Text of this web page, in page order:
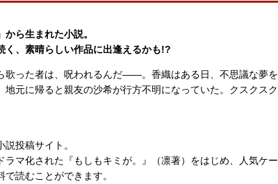
ら生まれた小説。
く、素晴らしい作品に出逢えるかも!?
歌った者は、呪われるんだ――。香織はある日、不思議な夢を
元に帰ると親友の沙希が行方不明になっていた。クスクスク
投稿サイト。
マ化された『もしもキミが。』（凛著）をはじめ、人気ケー
読むことができます。